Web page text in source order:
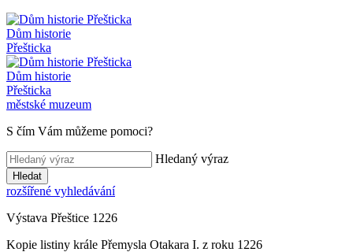
Dům historie
Přešticka
Dům historie
Přešticka
městské muzeum
S čím Vám můžeme pomoci?
Hledaný výraz
Hledat
rozšířené vyhledávání
Výstava Přeštice 1226
Kopie listiny krále Přemysla Otakara I. z roku 1226